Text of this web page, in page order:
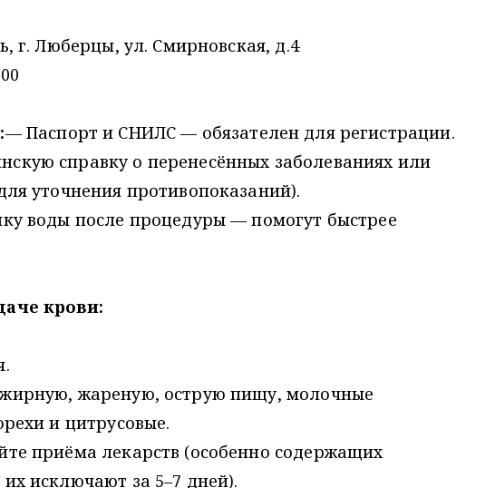
г. Люберцы, ул. Смирновская, д.4
— Паспорт и СНИЛС — обязателен для регистрации.
справку о перенесённых заболеваниях или
уточнения противопоказаний).
воды после процедуры — помогут быстрее
крови:
жареную, острую пищу, молочные
и цитрусовые.
приёма лекарств (особенно содержащих
исключают за 5–7 дней).